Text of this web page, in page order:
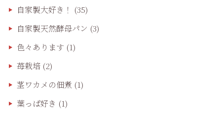
自家製大好き！ (35)
自家製天然酵母パン (3)
色々あります (1)
苺栽培(2)
茎ワカメの佃煮 (1)
葉っぱ好き (1)